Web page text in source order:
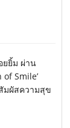
ยยิ้ม ผ่าน
of Smile’
มผัสความสุข